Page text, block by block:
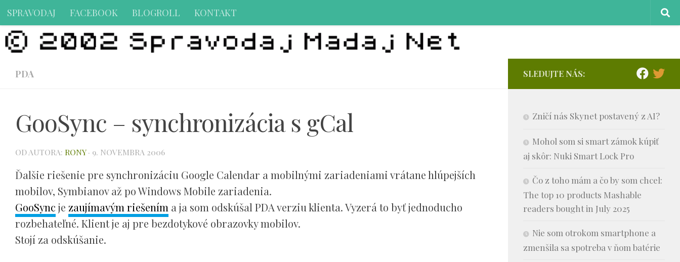
Preskočiť na obsah
SPRAVODAJ FACEBOOK BLOGROLL KONTAKT
PDA
GooSync – synchronizácia s gCal
OD AUTORA: RONY · 9. NOVEMBRA 2006
Ďalšie riešenie pre synchronizáciu Google Calendar a mobilnými zariadeniami vrátane hlúpejších
mobilov, Symbianov až po Windows Mobile zariadenia.
GooSync je zaujímavým riešením a ja som odskúšal PDA verziu klienta. Vyzerá to byť jednoducho
rozbehateľné. Klient je aj pre bezdotykové obrazovky mobilov.
Stojí za odskúšanie.
SLEDUJTE NÁS:
Zničí nás Skynet postavený z AI?
Mohol som si smart zámok kúpiť
aj skôr: Nuki Smart Lock Pro
Čo z toho mám a čo by som chcel:
The top 10 products Mashable
readers bought in July 2025
Nie som otrokom smartphone a
zmenšila sa spotreba v ňom batérie